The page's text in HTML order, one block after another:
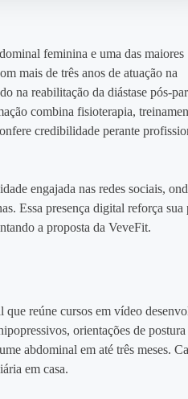
feminina e uma das maiores
mais de três anos de atuação na
na reabilitação da diástase
combina fisioterapia,
credibilidade perante
engajada nas redes sociais,
Essa presença digital reforça sua
a proposta da VeveFit.
que reúne cursos em vídeo
orientações de postura
abdominal em até três meses.
em casa.